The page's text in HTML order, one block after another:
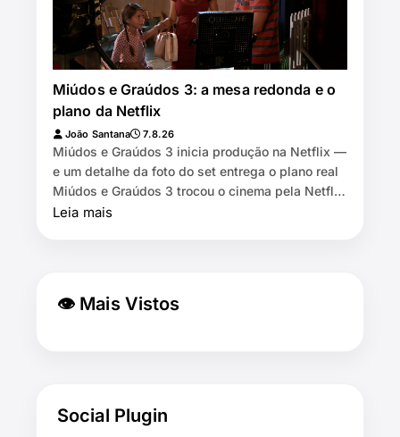
Miúdos e Graúdos 3: a mesa redonda e o
plano da Netflix
João Santana 7.8.26
Miúdos e Graúdos 3 inicia produção na Netflix —
e um detalhe da foto do set entrega o plano real
Miúdos e Graúdos 3 trocou o cinema pela Netflix
⏱️ 7 min de leitura …
Leia mais
👁 Mais Vistos
Social Plugin